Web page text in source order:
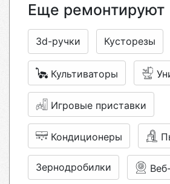
Еще ремонтируют
3d-ручки Кусторезы
Культиваторы
Игровые приставки
Кондиционеры
Зернодробилки